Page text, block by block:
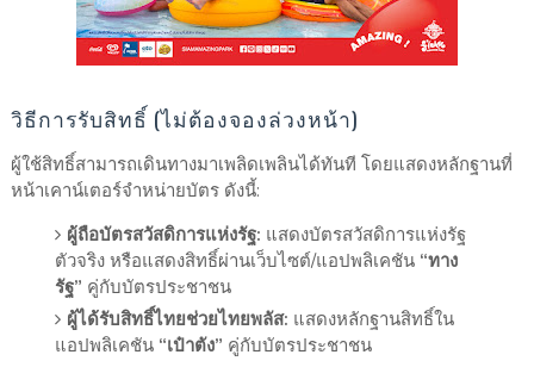
วิธีการรับสิทธิ์ (ไม่ต้องจองล่วงหน้า)
ผู้ใช้สิทธิ์สามารถเดินทางมาเพลิดเพลินได้ทันที โดยแสดงหลักฐานที่
หน้าเคาน์เตอร์จำหน่ายบัตร ดังนี้:
ผู้ถือบัตรสวัสดิการแห่งรัฐ: แสดงบัตรสวัสดิการแห่งรัฐ
ตัวจริง หรือแสดงสิทธิ์ผ่านเว็บไซต์/แอปพลิเคชัน “ทาง
รัฐ” คู่กับบัตรประชาชน
ผู้ได้รับสิทธิ์ไทยช่วยไทยพลัส: แสดงหลักฐานสิทธิ์ใน
แอปพลิเคชัน “เป๋าตัง” คู่กับบัตรประชาชน